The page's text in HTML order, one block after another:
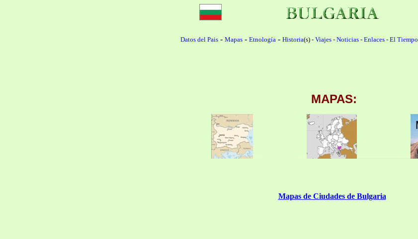
Datos del Pais - Mapas - Etnología - Historia(s) - Viajes - Noticias - Enlaces - El Tiempo
MAPAS:
...... ....... ....................................
Mapas de Ciudades de Bulgaria